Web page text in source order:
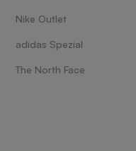
Nike Outlet
adidas Spezial
The North Face